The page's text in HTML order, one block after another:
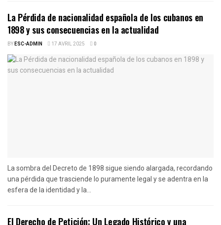
La Pérdida de nacionalidad española de los cubanos en
1898 y sus consecuencias en la actualidad
BYESC-ADMIN 17 AVRIL 2025 0
La sombra del Decreto de 1898 sigue siendo alargada, recordando
una pérdida que trasciende lo puramente legal y se adentra en la
esfera de la identidad y la...
El Derecho de Petición: Un Legado Histórico y una